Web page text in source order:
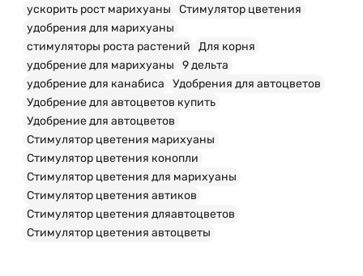
ускорить рост марихуаны
Стимулятор цветения
удобрения для марихуаны
стимуляторы роста растений
Для корня
удобрение для марихуаны
9 дельта
удобрение для канабиса
Удобрения для автоцветов
Удобрение для автоцветов купить
Удобрение для автоцветов
Стимулятор цветения марихуаны
Стимулятор цветения конопли
Стимулятор цветения для марихуаны
Стимулятор цветения автиков
Стимулятор цветения дляавтоцветов
Стимулятор цветения автоцветы